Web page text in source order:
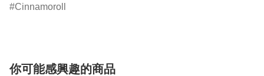
Cinnamoroll
你可能感興趣的商品